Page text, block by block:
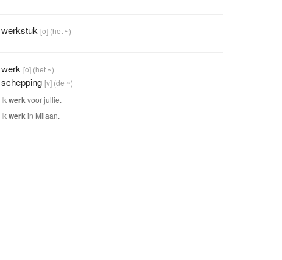
werkstuk [o] (het ~)
werk [o] (het ~)
schepping [v] (de ~)
Ikwerkvoor jullie.
Ikwerkin Milaan.